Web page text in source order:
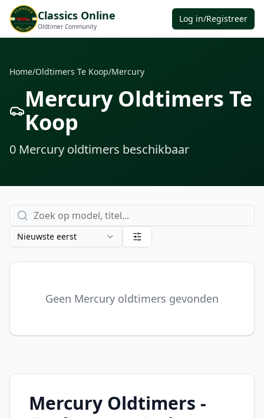
Classics Online
Oldtimer Community
Log in/Registreer
Home/Oldtimers Te Koop/Mercury
Mercury Oldtimers Te
Koop
0 Mercury oldtimers beschikbaar
Nieuwste eerst
Geen Mercury oldtimers gevonden
Mercury Oldtimers -